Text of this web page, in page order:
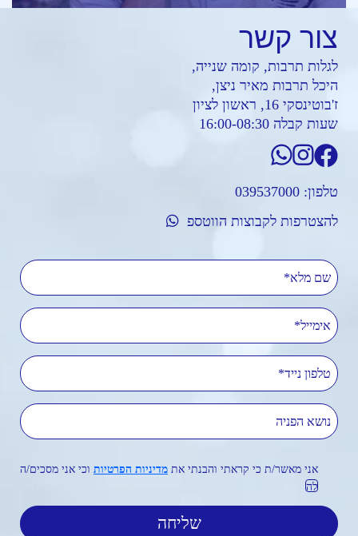
צור קשר
לגלות תרבות, קומה שנייה,
היכל תרבות מאיר ניצן,
ז'בוטינסקי 16, ראשון לציון
שעות קבלה 16:00-08:30
טלפון: 039537000
להצטרפות לקבוצות הווטספ
שם מלא
אימייל
טלפון נייד
נושא הפניה
אני מאשר/ת כי קראתי והבנתי את מדיניות הפרטיות וכי אני מסכים/ה
לה